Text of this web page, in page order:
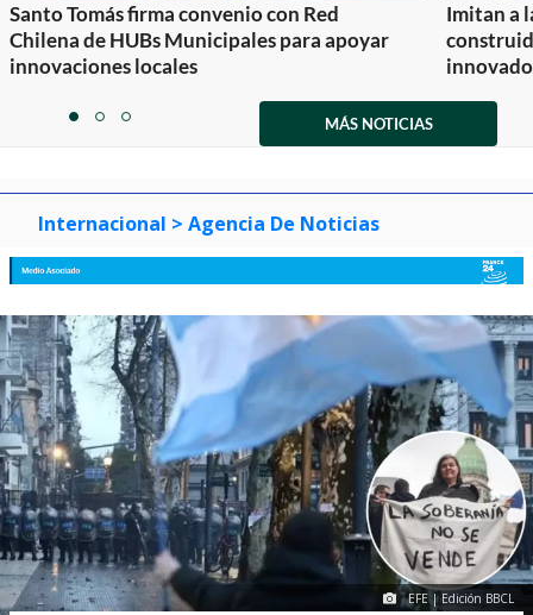
Santo Tomás firma convenio con Red
Chilena de HUBs Municipales para apoyar
innovaciones locales
Imitan a
itemitemitem
MÁS NOTICIAS
Internacional > Agencia De Noticias
EFE | Edición BBCL